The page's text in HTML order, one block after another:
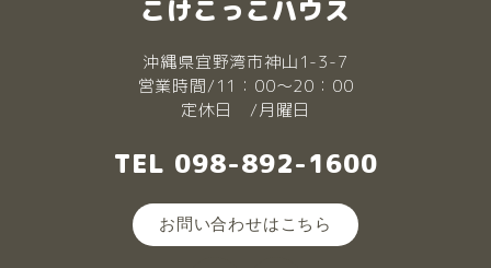
こけこっこハウス
沖縄県宜野湾市神山1-3-7
営業時間/11：00～20：00
定休日 /月曜日
TEL 098-892-1600
お問い合わせはこちら